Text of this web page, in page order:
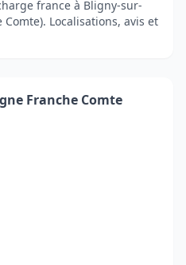
france à Bligny-sur-
Localisations, avis et
Franche Comte